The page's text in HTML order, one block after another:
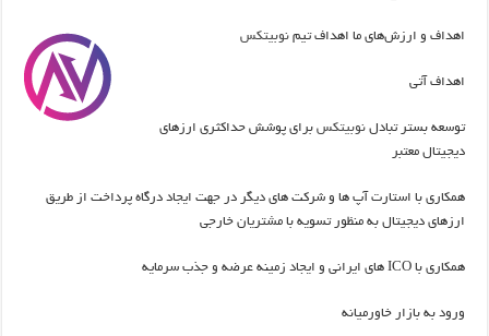
اهداف و ارزش‌های ما اهداف تیمنوبیتکس
اهداف آتی
توسعه بستر تبادلنوبیتکسبرای پوشش حداکثری ارزهای
دیجیتال معتبر
همکاری با استارت آپ ها و شرکت های دیگر در جهت ایجاد درگاه پرداخت از طریق
ارزهای دیجیتال به منظور تسویه با مشتریان خارجی
همکاری با ICO های ایرانی و ایجاد زمینه عرضه و جذب سرمایه
ورود به بازار خاورمیانه